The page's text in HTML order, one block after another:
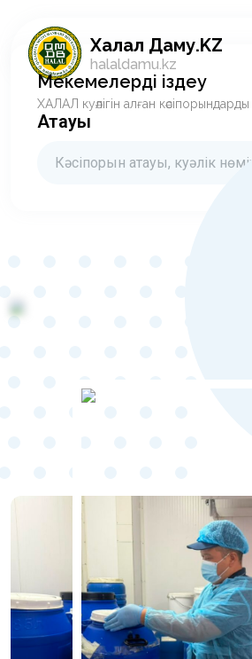
Халал Даму.KZ
halaldamu.kz
Мекемелерді іздеу
ХАЛАЛ куәлігін алған кәсіпорындарды
Атауы